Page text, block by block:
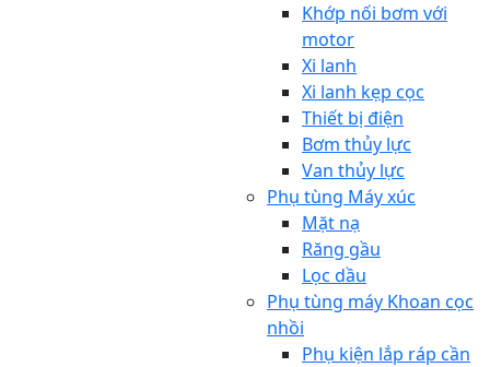
Khớp nối bơm với
motor
Xi lanh
Xi lanh kẹp cọc
Thiết bị điện
Bơm thủy lực
Van thủy lực
Phụ tùng Máy xúc
Mặt nạ
Răng gầu
Lọc dầu
Phụ tùng máy Khoan cọc
nhồi
Phụ kiện lắp ráp cần